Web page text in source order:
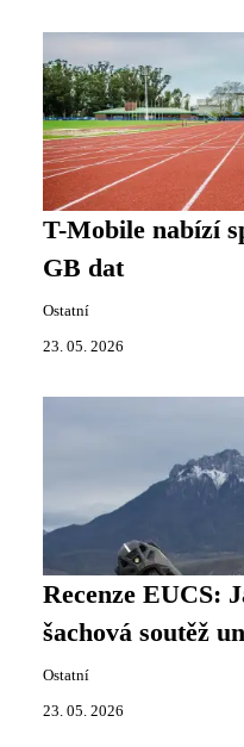
T-Mobile nabízí
GB dat
Ostatní
23. 05. 2026
Recenze EUCS:
šachová soutěž
Ostatní
23. 05. 2026